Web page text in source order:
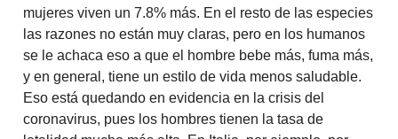
mujeres viven un 7.8% más. En el resto de las especies
las razones no están muy claras, pero en los humanos
se le achaca eso a que el hombre bebe más, fuma más,
y en general, tiene un estilo de vida menos saludable.
Eso está quedando en evidencia en la crisis del
coronavirus, pues los hombres tienen la tasa de